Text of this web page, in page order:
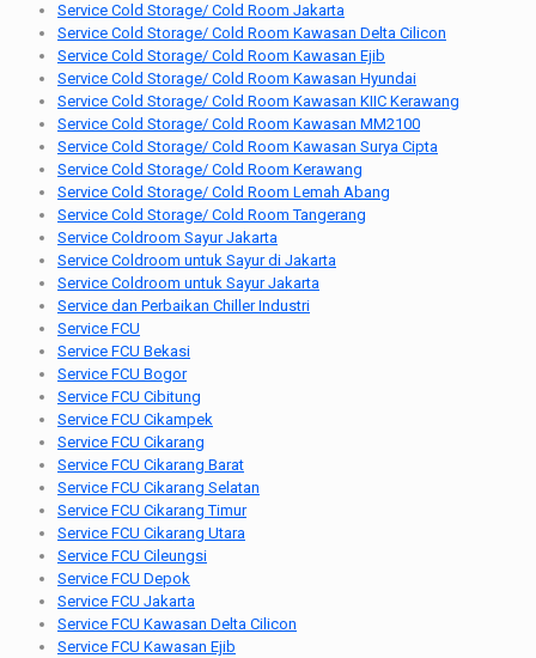
Service Cold Storage/ Cold Room Jakarta
Service Cold Storage/ Cold Room Kawasan Delta Cilicon
Service Cold Storage/ Cold Room Kawasan Ejib
Service Cold Storage/ Cold Room Kawasan Hyundai
Service Cold Storage/ Cold Room Kawasan KIIC Kerawang
Service Cold Storage/ Cold Room Kawasan MM2100
Service Cold Storage/ Cold Room Kawasan Surya Cipta
Service Cold Storage/ Cold Room Kerawang
Service Cold Storage/ Cold Room Lemah Abang
Service Cold Storage/ Cold Room Tangerang
Service Coldroom Sayur Jakarta
Service Coldroom untuk Sayur di Jakarta
Service Coldroom untuk Sayur Jakarta
Service dan Perbaikan Chiller Industri
Service FCU
Service FCU Bekasi
Service FCU Bogor
Service FCU Cibitung
Service FCU Cikampek
Service FCU Cikarang
Service FCU Cikarang Barat
Service FCU Cikarang Selatan
Service FCU Cikarang Timur
Service FCU Cikarang Utara
Service FCU Cileungsi
Service FCU Depok
Service FCU Jakarta
Service FCU Kawasan Delta Cilicon
Service FCU Kawasan Ejib